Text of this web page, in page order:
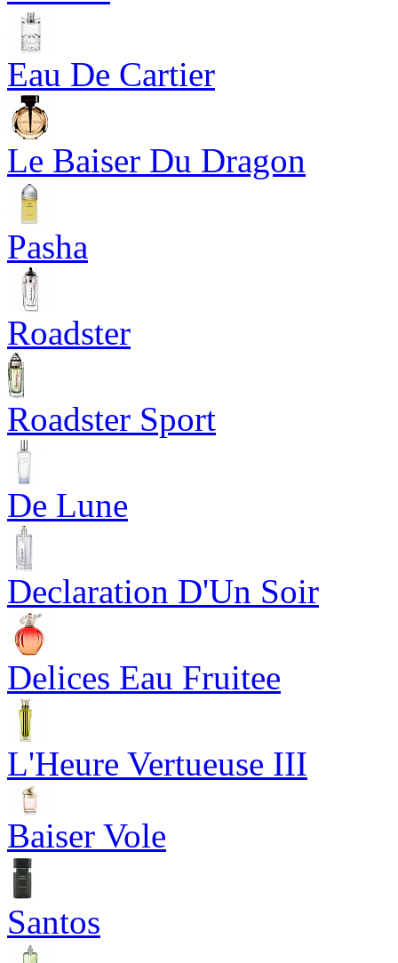
Eau De Cartier
Le Baiser Du Dragon
Pasha
Roadster
Roadster Sport
De Lune
Declaration D'Un Soir
Delices Eau Fruitee
L'Heure Vertueuse III
Baiser Vole
Santos